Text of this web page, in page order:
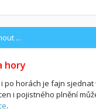
...
hory
po horách je fajn sjednat
i pojistného plnění
.